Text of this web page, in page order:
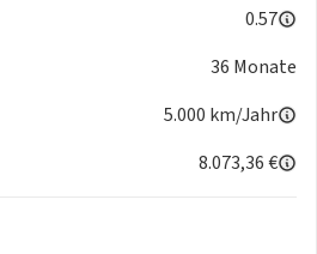
0.57
36 Monate
5.000 km/Jahr
8.073,36 €